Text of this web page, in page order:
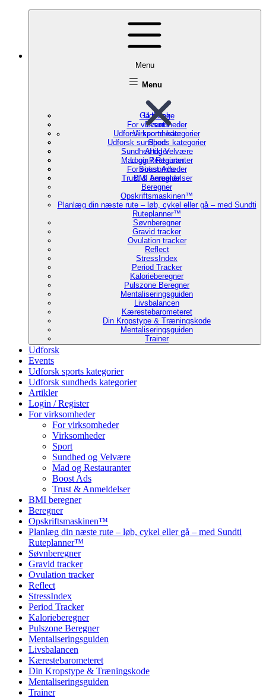
Menu
Menu
Udforsk
Events
Udforsk sports kategorier
Udforsk sundheds kategorier
Artikler
Login / Register
For virksomheder
BMI beregner
Beregner
Opskriftsmaskinen™
Planlæg din næste rute – løb, cykel eller gå – med Sundti
Ruteplanner™
Søvnberegner
Gravid tracker
Ovulation tracker
Reflect
StressIndex
Period Tracker
Kalorieberegner
Pulszone Beregner
Mentaliseringsguiden
Livsbalancen
Kærestebarometeret
Din Kropstype & Træningskode
Mentaliseringsguiden
Trainer
Gå tilbage
For virksomheder
Virksomheder
Sport
Sundhed og Velvære
Mad og Restauranter
Boost Ads
Trust & Anmeldelser
Udforsk
Events
Udforsk sports kategorier
Udforsk sundheds kategorier
Artikler
Login / Register
For virksomheder
For virksomheder
Virksomheder
Sport
Sundhed og Velvære
Mad og Restauranter
Boost Ads
Trust & Anmeldelser
BMI beregner
Beregner
Opskriftsmaskinen™
Planlæg din næste rute – løb, cykel eller gå – med Sundti
Ruteplanner™
Søvnberegner
Gravid tracker
Ovulation tracker
Reflect
StressIndex
Period Tracker
Kalorieberegner
Pulszone Beregner
Mentaliseringsguiden
Livsbalancen
Kærestebarometeret
Din Kropstype & Træningskode
Mentaliseringsguiden
Trainer